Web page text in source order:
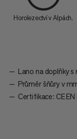
Horolezectví v Alpách.
Lano na doplňky
Průměr šňůry v
Certifikace: CE